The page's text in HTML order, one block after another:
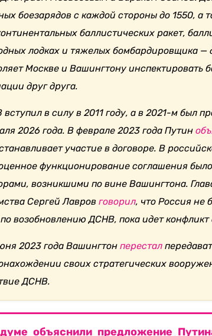
боезарядов с каждой стороны до 1550, а
баллистических ракет,
лодках и тяжелых бомбардировщика —
Москве и Вашингтону инспектировать
друг друга.
в силу в 2011 году, а в 2021-м был
2026 года. В феврале 2023 года Путин
участие в договоре. В
функционирование соглашения
возникшими по вине Вашингтона.
Сергей Лавровговорил, что Россия не
возобновлению ДСНВ, пока идет конфликт
2023 года Вашингтонперестал
своих стратегических
ДСНВ.
объяснили предложение